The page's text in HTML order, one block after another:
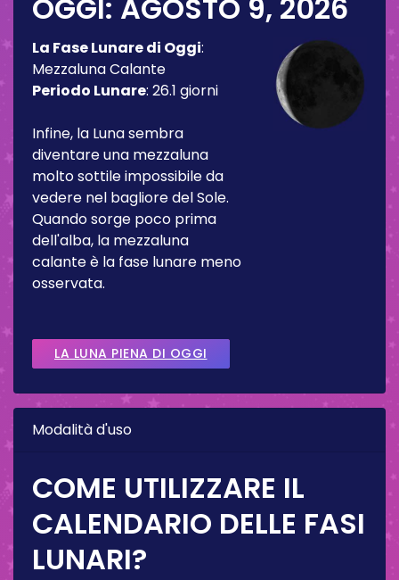
OGGI: AGOSTO 9, 2026
La Fase Lunare di Oggi:
Mezzaluna Calante
Periodo Lunare: 26.1 giorni
Infine, la Luna sembra
diventare una mezzaluna
molto sottile impossibile da
vedere nel bagliore del Sole.
Quando sorge poco prima
dell'alba, la mezzaluna
calante è la fase lunare meno
osservata.
LA LUNA PIENA DI OGGI
Modalità d'uso
COME UTILIZZARE IL
CALENDARIO DELLE FASI
LUNARI?